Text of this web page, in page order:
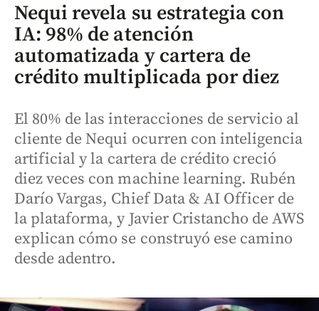
Nequi revela su estrategia con
IA: 98% de atención
automatizada y cartera de
crédito multiplicada por diez
El 80% de las interacciones de servicio al
cliente de Nequi ocurren con inteligencia
artificial y la cartera de crédito creció
diez veces con machine learning. Rubén
Darío Vargas, Chief Data & AI Officer de
la plataforma, y Javier Cristancho de AWS
explican cómo se construyó ese camino
desde adentro.